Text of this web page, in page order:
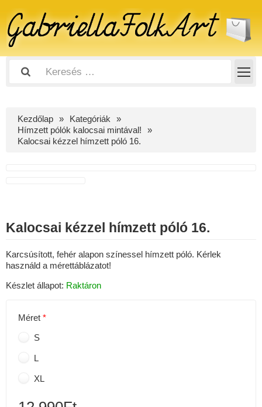
Kezdőlap
Kategóriák
Hímzett pólók kalocsai mintával!
Kalocsai kézzel hímzett póló 16.
Kalocsai kézzel hímzett póló 16.
Karcsúsított, fehér alapon színessel hímzett póló. Kérlek
használd a mérettáblázatot!
Készlet állapot: Raktáron
Méret
S
L
XL